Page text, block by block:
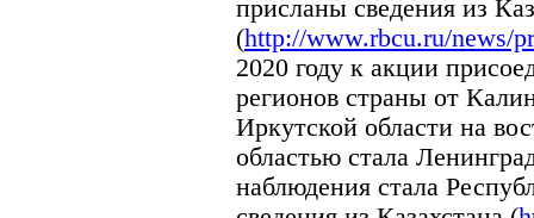
присланы сведения из
(http://www.rbcu.ru/news/
2020 году к акции
регионов страны от
Иркутской области на
областью стала
наблюдения стала